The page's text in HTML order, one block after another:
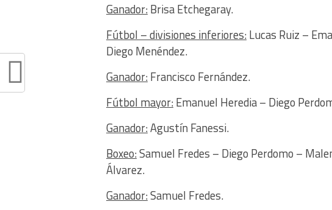
Ganador:Brisa Etchegaray.
Fútbol – divisiones inferiores:Lucas Ruiz –
Diego Menéndez.
Ganador:Francisco Fernández.
Fútbol mayor:Emanuel Heredia – Diego
Ganador:Agustín Fanessi.
Boxeo:Samuel Fredes – Diego Perdomo –
Álvarez.
Ganador:Samuel Fredes.